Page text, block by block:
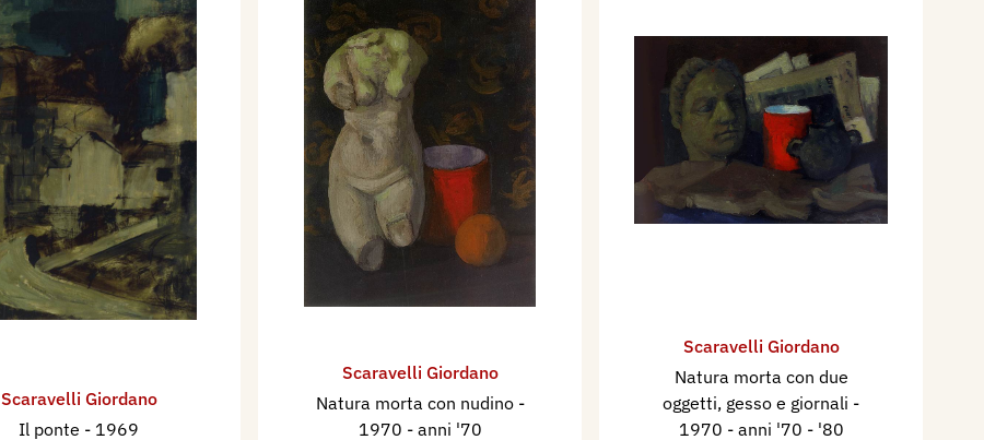
Scaravelli Giordano
Il ponte - 1969
Scaravelli Giordano
Natura morta con nudino -
1970 - anni '70
Scaravelli Giordano
Natura morta con due
oggetti, gesso e giornali -
1970 - anni '70 - '80